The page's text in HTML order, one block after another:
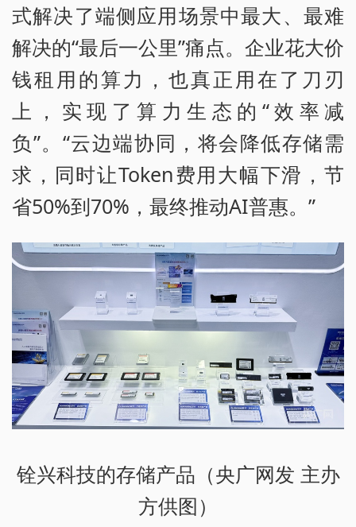
式解决了端侧应用场景中最大、最难
解决的“最后一公里”痛点。企业花大价
钱租用的算力，也真正用在了刀刃
上，实现了算力生态的“效率减
负”。“云边端协同，将会降低存储需
求，同时让Token费用大幅下滑，节
省50%到70%，最终推动AI普惠。”
铨兴科技的存储产品（央广网发 主办
方供图）